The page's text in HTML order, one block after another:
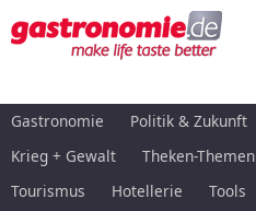
Gastronomie Politik & Zukunft
Krieg + Gewalt
Theken-Themen
Tourismus
Hotellerie Tools